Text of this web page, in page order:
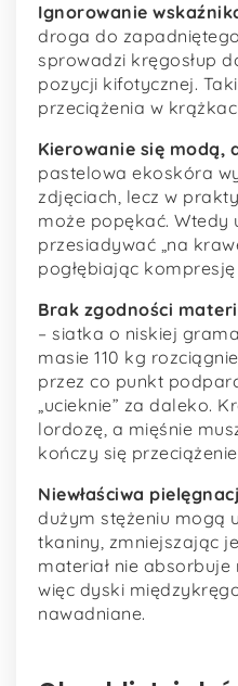
Ignorowanie
droga do
sprowadzi kręgosłup
pozycji kifotycznej.
przeciążenia w
Kierowanie się modą,
pastelowa ekoskóra
zdjęciach, lecz w
może popękać. Wtedy
przesiadywać „na
pogłębiając
Brak zgodności
– siatka o niskiej
masie 110 kg
przez co punkt
„ucieknie” za daleko.
lordozę, a mięśnie
kończy się
Niewłaściwa
dużym stężeniu mogą
tkaniny, zmniejszając
materiał nie
więc dyski
nawadniane.